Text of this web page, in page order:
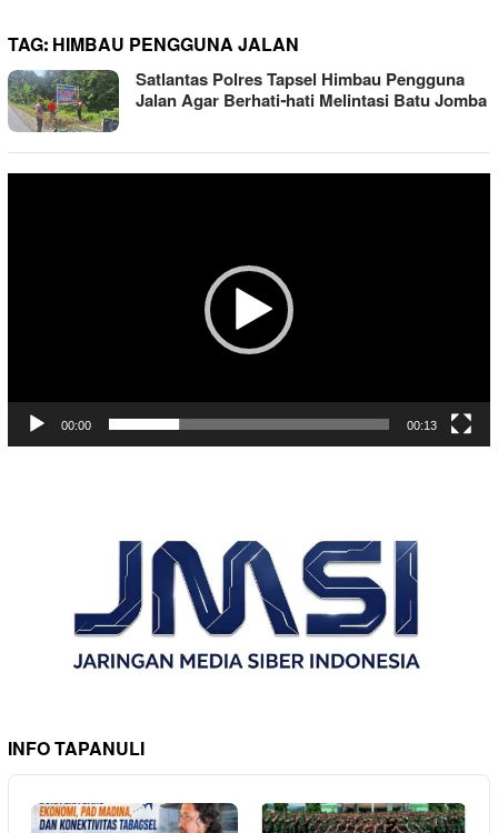
TAG:HIMBAU PENGGUNA JALAN
Satlantas Polres Tapsel Himbau Pengguna
Jalan Agar Berhati-hati Melintasi Batu Jomba
00:00 00:13
INFO TAPANULI